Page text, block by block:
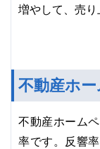
増やして、売り
不動産ホ
不動産ホーム
率です。反響